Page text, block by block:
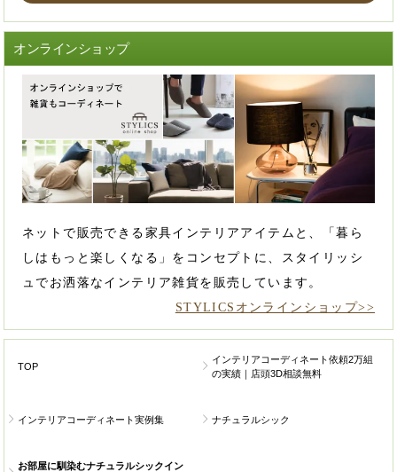
オンラインショップ
ネットで販売できる家具インテリアアイテムと、「暮ら
しはもっと楽しくなる」をコンセプトに、スタイリッシ
ュでお洒落なインテリア雑貨を販売しています。
STYLICSオンラインショップ>>
TOP
インテリアコーディネート依頼2万組
の実績｜店頭3D相談無料
インテリアコーディネート実例集 ナチュラルシック
お部屋に馴染むナチュラルシックイン